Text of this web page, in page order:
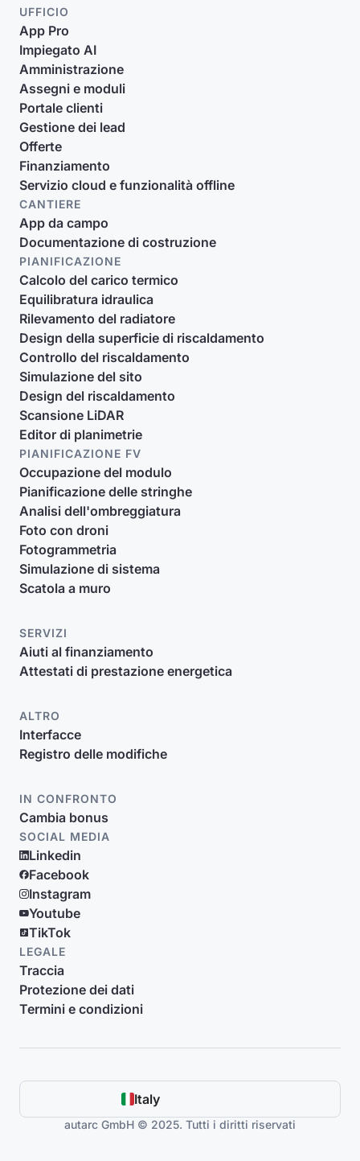
UFFICIO
App Pro
Impiegato AI
Amministrazione
Assegni e moduli
Portale clienti
Gestione dei lead
Offerte
Finanziamento
Servizio cloud e funzionalità offline
CANTIERE
App da campo
Documentazione di costruzione
PIANIFICAZIONE
Calcolo del carico termico
Equilibratura idraulica
Rilevamento del radiatore
Design della superficie di riscaldamento
Controllo del riscaldamento
Simulazione del sito
Design del riscaldamento
Scansione LiDAR
Editor di planimetrie
PIANIFICAZIONE FV
Occupazione del modulo
Pianificazione delle stringhe
Analisi dell'ombreggiatura
Foto con droni
Fotogrammetria
Simulazione di sistema
Scatola a muro
SERVIZI
Aiuti al finanziamento
Attestati di prestazione energetica
ALTRO
Interfacce
Registro delle modifiche
IN CONFRONTO
Cambia bonus
SOCIAL MEDIA
Linkedin
Facebook
Instagram
Youtube
TikTok
LEGALE
Traccia
Protezione dei dati
Termini e condizioni
Italy
autarc GmbH © 2025. Tutti i diritti riservati